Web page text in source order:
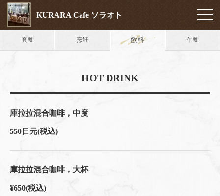
KURARA Cafe ソラオト
套餐 烹飪 飲料 午餐
HOT DRINK
庫拉拉混合咖啡，中度
550日元(税込)
庫拉拉混合咖啡，大杯
¥650(税込)